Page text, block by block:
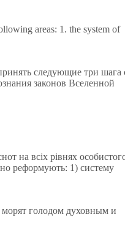
areas: 1. the system of
следующие три шага
законов Вселенной
на всiх рiвнях
реформують: 1) систему
голодом духовным и